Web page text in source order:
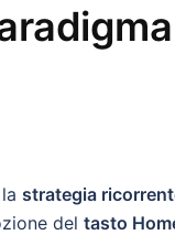
strategia
del tasto